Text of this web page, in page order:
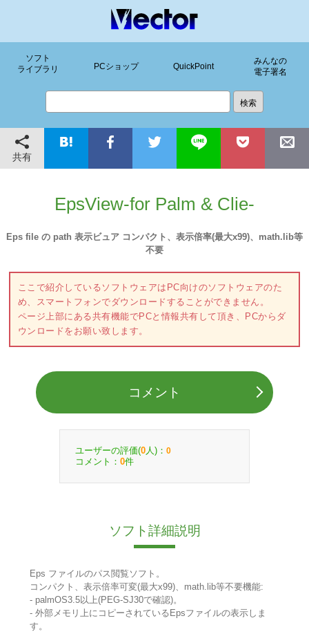
ソフト
ライブラリ
PCショップ QuickPoint
みんなの
電子署名
共有
EpsView-for Palm & Clie-
Eps file の path 表示ビュア コンパクト、表示倍率(最大x99)、math.lib等
不要
ここで紹介しているソフトウェアはPC向けのソフトウェアのた
め、スマートフォンでダウンロードすることができません。
ページ上部にある共有機能でPCと情報共有して頂き、PCからダ
ウンロードをお願い致します。
コメント
ユーザーの評価(0 人)： 0
コメント： 0件
ソフト詳細説明
Eps ファイルのパス閲覧ソフト。
コンパクト、表示倍率可変(最大x99)、math.lib等不要機能:
- palmOS3.5以上(PEG-SJ30で確認)。
- 外部メモリ上にコピーされているEpsファイルの表示しま
す。